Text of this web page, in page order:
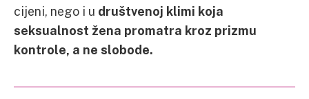
cijeni, nego i u društvenoj klimi koja
seksualnost žena promatra kroz prizmu
kontrole, a ne slobode.